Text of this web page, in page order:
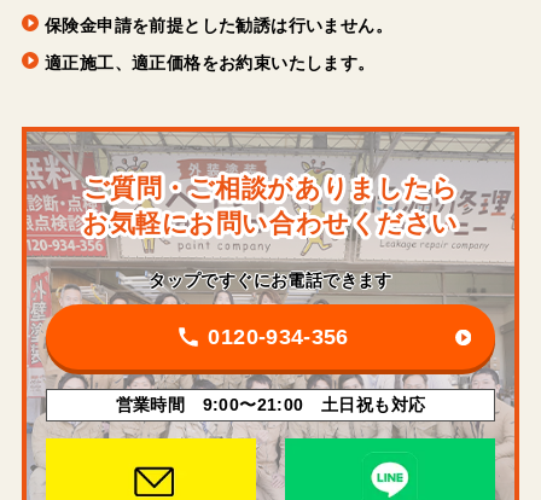
保険金申請を前提とした勧誘は行いません。
適正施工、適正価格をお約束いたします。
ご質問・ご相談がありましたら
お気軽にお問い合わせください
タップですぐにお電話できます
0120-934-356
営業時間 9:00〜21:00 土日祝も対応